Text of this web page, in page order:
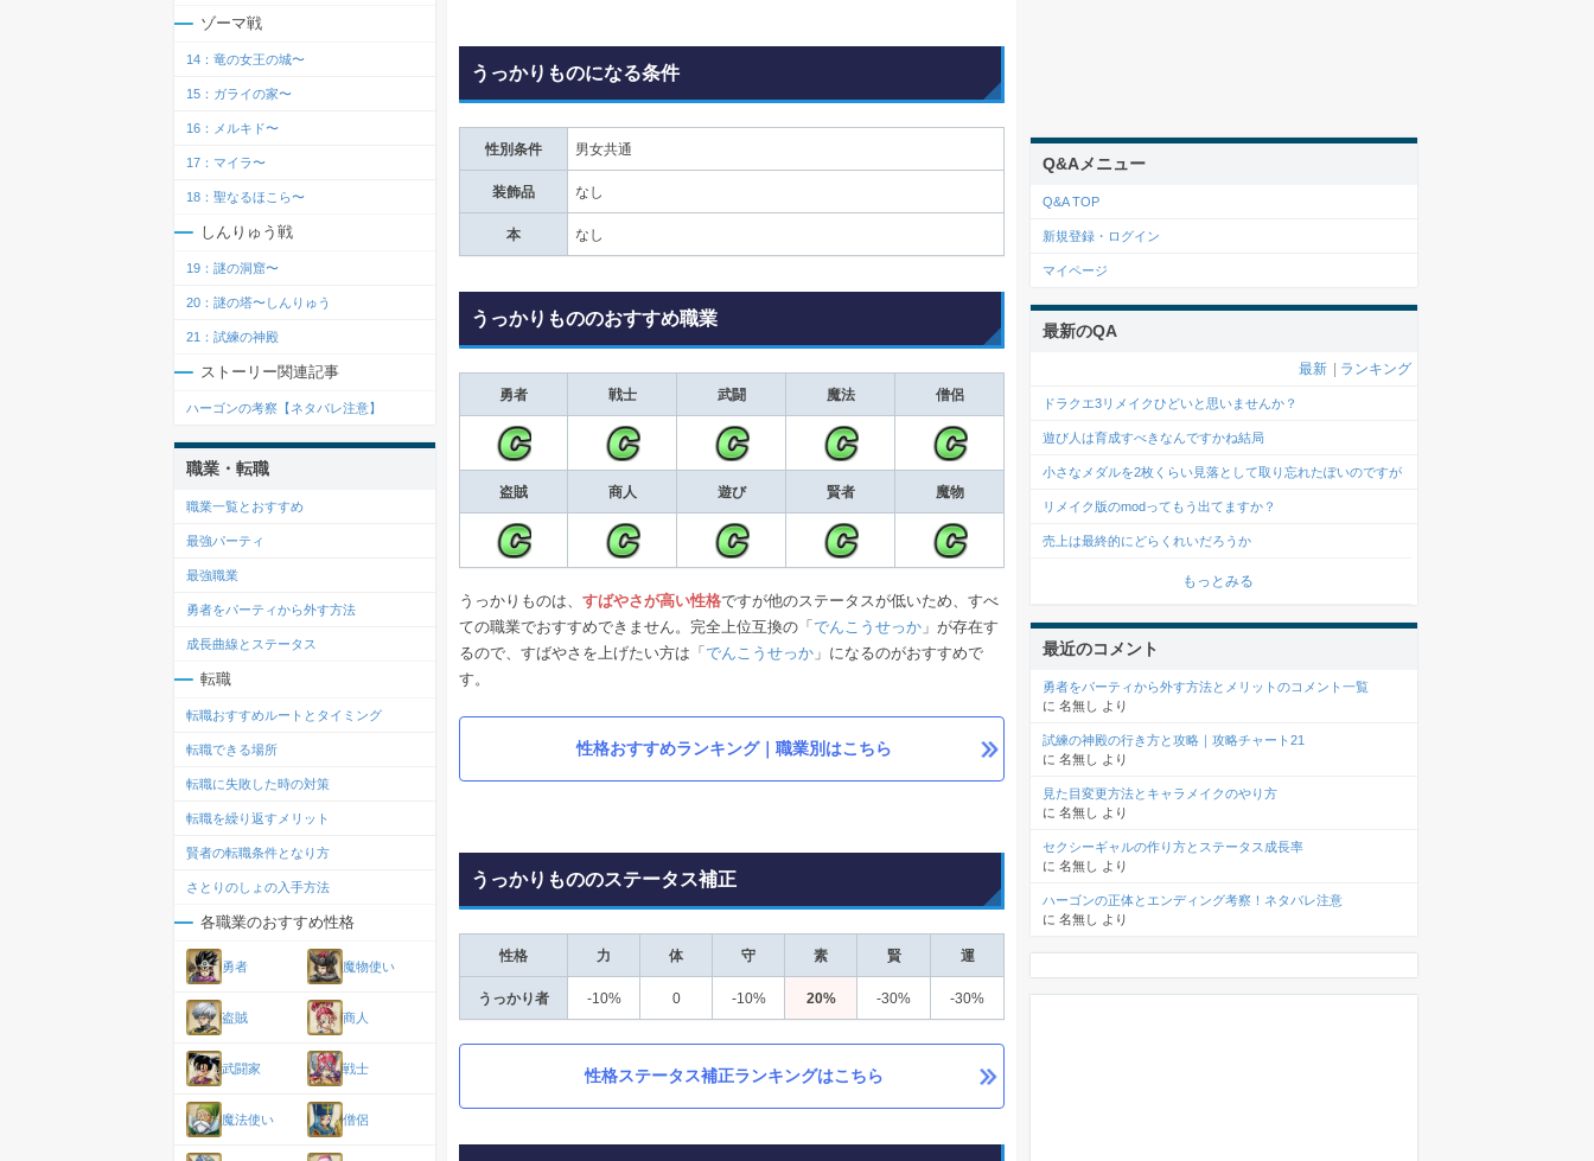
うっかりものになる条件
性別条件 男女共通
装飾品 なし
本 なし
うっかりもののおすすめ職業
勇者 戦士 武闘 魔法 僧侶
盗賊 商人 遊び 賢者 魔物
うっかりものは、 すばやさが高い性格ですが他のステータスが低いため、すべ
ての職業でおすすめできません。完全上位互換の「 でんこうせっか 」が存在す
るので、すばやさを上げたい方は「 でんこうせっか 」になるのがおすすめで
す。
性格おすすめランキング｜職業別はこちら
うっかりもののステータス補正
性格 力 体 守 素 賢 運
うっかり者 -10% 0 -10% 20% -30% -30%
性格ステータス補正ランキングはこちら
ゾーマ戦
14：竜の女王の城〜
15：ガライの家〜
16：メルキド〜
17：マイラ〜
18：聖なるほこら〜
しんりゅう戦
19：謎の洞窟〜
20：謎の塔〜しんりゅう
21：試練の神殿
ストーリー関連記事
ハーゴンの考察【ネタバレ注意】
職業・転職
職業一覧とおすすめ
最強パーティ
最強職業
勇者をパーティから外す方法
成長曲線とステータス
転職
転職おすすめルートとタイミング
転職できる場所
転職に失敗した時の対策
転職を繰り返すメリット
賢者の転職条件となり方
さとりのしょの入手方法
各職業のおすすめ性格
勇者 魔物使い
盗賊 商人
武闘家 戦士
魔法使い 僧侶
Q&Aメニュー
Q&A TOP
新規登録・ログイン
マイページ
最新のQA
最新 ランキング
ドラクエ3リメイクひどいと思いませんか？
遊び人は育成すべきなんですかね結局
小さなメダルを2枚くらい見落として取り忘れたぽいのですが
リメイク版のmodってもう出てますか？
売上は最終的にどらくれいだろうか
もっとみる
最近のコメント
勇者をパーティから外す方法とメリットのコメント一覧
に 名無し より
試練の神殿の行き方と攻略｜攻略チャート21
に 名無し より
見た目変更方法とキャラメイクのやり方
に 名無し より
セクシーギャルの作り方とステータス成長率
に 名無し より
ハーゴンの正体とエンディング考察！ネタバレ注意
に 名無し より